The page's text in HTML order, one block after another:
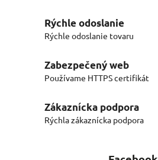
Rýchle odoslanie
Rýchle odoslanie tovaru
Zabezpečený web
Používame HTTPS certifikát
Zákaznícka podpora
Rýchla zákaznícka podpora